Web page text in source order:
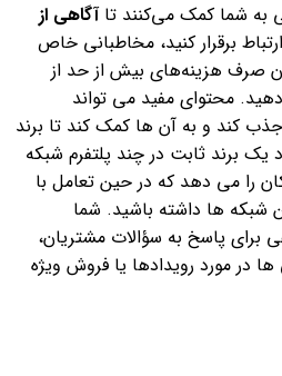
به شما کمک می‌کنند تاآگاهی از
برقرار کنید، مخاطبانی خاص
صرف هزینه‌های بیش از حد از
محتوای مفید می تواند
کند و به آن ها کمک کند تا برند
یک برند ثابت در چند پلتفرم شبکه
را می دهد که در حین تعامل با
شبکه ها داشته باشید. شما
برای پاسخ به سؤالات مشتریان،
در مورد رویدادها یا فروش ویژه